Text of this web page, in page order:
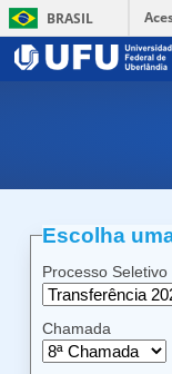
BRASIL
Escolha
Processo Seletivo
Chamada